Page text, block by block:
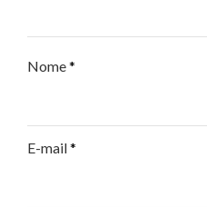
Nome*
E-mail*